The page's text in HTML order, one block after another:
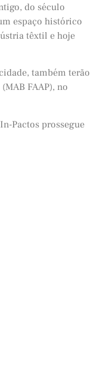
do século
espaço histórico
têxtil e hoje
também terão
FAAP), no
Pactos prossegue